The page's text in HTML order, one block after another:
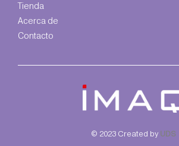
Tienda
Acerca de
Contacto
© 2023 Created by UDS